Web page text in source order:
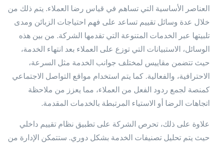
العناصر الأساسية التي تساهم في قياس رضا العملاء. يتم ذلك من
خلال عدة وسائل تقييم تساعد على فهم احتياجات الزبائن ومدى
تلبيتها عبر الخدمات المتنوعة التي تقدمها الشركة. من بين هذه
الوسائل، الاستبيانات التي توزع على العملاء بعد انتهاء الخدمة،
حيث تتضمن مقاييس لمختلف جوانب الخدمة مثل السرعة،
الاحترافية، والفعالية. كما يتم استخدام مواقع التواصل الاجتماعي
كمنصة لجمع ردود الفعل من العملاء، مما يعزز من ملاحظة
اتجاهات الرضا أو الاستياء المرتبطة بالخدمات المقدمة.
علاوة على ذلك، تحرص الشركة على تطبيق نظام تقييم داخلي
حيث يتم تحليل تصنيفات الخدمة بشكل دوري. ستتمكن الإدارة من